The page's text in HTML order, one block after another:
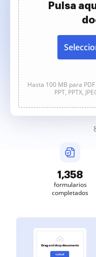
Pulsa
Hasta 100 MB para
PPT, PPTX,
1,358
formularios
completados